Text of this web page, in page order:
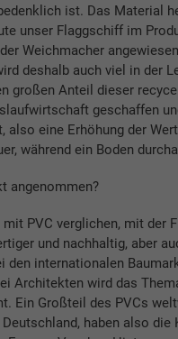
ist. Das Material
unser Flaggschiff im
Weichmacher
deshalb auch viel in der
großen Anteil dieser
geschaffen
also eine Erhöhung der
während ein Boden
angenommen?
PVC verglichen, mit der
und nachhaltig, aber
internationalen
Architekten wird das
Ein Großteil des PVCs
haben also